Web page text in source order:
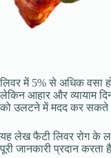
लिवर में 5% से अधिक वसा
लेकिन आहार और व्यायाम
को उलटने में मदद कर सकते
यह लेख फैटी लिवर रोग के
पूरी जानकारी प्रदान करता